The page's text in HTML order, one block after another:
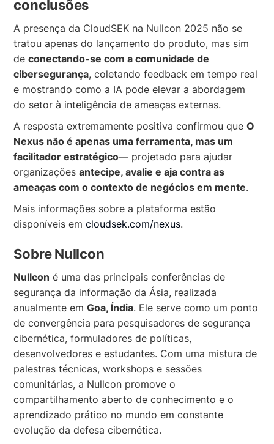
conclusões
A presença da CloudSEK na Nullcon 2025 não se
tratou apenas do lançamento do produto, mas sim
deconectando-se com a comunidade de
cibersegurança, coletando feedback em tempo real
e mostrando como a IA pode elevar a abordagem
do setor à inteligência de ameaças externas.
A resposta extremamente positiva confirmou queO
Nexus não é apenas uma ferramenta, mas um
facilitador estratégico— projetado para ajudar
organizaçõesantecipe, avalie e aja contra as
ameaças com o contexto de negócios em mente.
Mais informações sobre a plataforma estão
disponíveis emcloudsek.com/nexus.
Sobre Nullcon
Nullcon é uma das principais conferências de
segurança da informação da Ásia, realizada
anualmente emGoa, Índia. Ele serve como um ponto
de convergência para pesquisadores de segurança
cibernética, formuladores de políticas,
desenvolvedores e estudantes. Com uma mistura de
palestras técnicas, workshops e sessões
comunitárias, a Nullcon promove o
compartilhamento aberto de conhecimento e o
aprendizado prático no mundo em constante
evolução da defesa cibernética.